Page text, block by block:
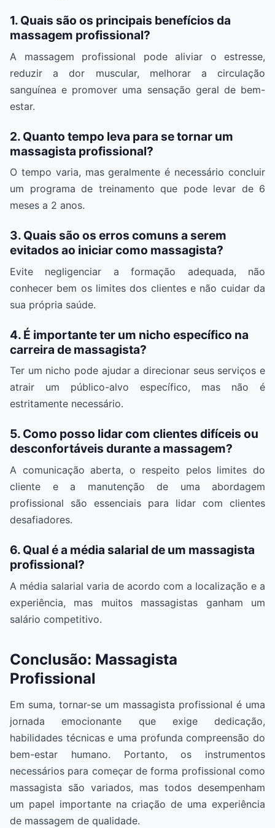
1. Quais são os principais benefícios da
massagem profissional?
A massagem profissional pode aliviar o estresse,
reduzir a dor muscular, melhorar a circulação
sanguínea e promover uma sensação geral de bem-
estar.
2. Quanto tempo leva para se tornar um
massagista profissional?
O tempo varia, mas geralmente é necessário concluir
um programa de treinamento que pode levar de 6
meses a 2 anos.
3. Quais são os erros comuns a serem
evitados ao iniciar como massagista?
Evite negligenciar a formação adequada, não
conhecer bem os limites dos clientes e não cuidar da
sua própria saúde.
4. É importante ter um nicho específico na
carreira de massagista?
Ter um nicho pode ajudar a direcionar seus serviços e
atrair um público-alvo específico, mas não é
estritamente necessário.
5. Como posso lidar com clientes difíceis ou
desconfortáveis durante a massagem?
A comunicação aberta, o respeito pelos limites do
cliente e a manutenção de uma abordagem
profissional são essenciais para lidar com clientes
desafiadores.
6. Qual é a média salarial de um massagista
profissional?
A média salarial varia de acordo com a localização e a
experiência, mas muitos massagistas ganham um
salário competitivo.
Conclusão: Massagista
Profissional
Em suma, tornar-se um massagista profissional é uma
jornada emocionante que exige dedicação,
habilidades técnicas e uma profunda compreensão do
bem-estar humano. Portanto, os instrumentos
necessários para começar de forma profissional como
massagista são variados, mas todos desempenham
um papel importante na criação de uma experiência
de massagem de qualidade.